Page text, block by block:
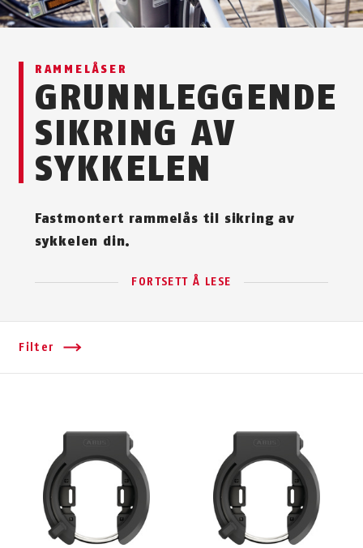
RAMMELÅSER
GRUNNLEGGENDE
SIKRING AV
SYKKELEN
Fastmontert rammelås til sikring av
sykkelen din.
FORTSETT Å LESE
Filter